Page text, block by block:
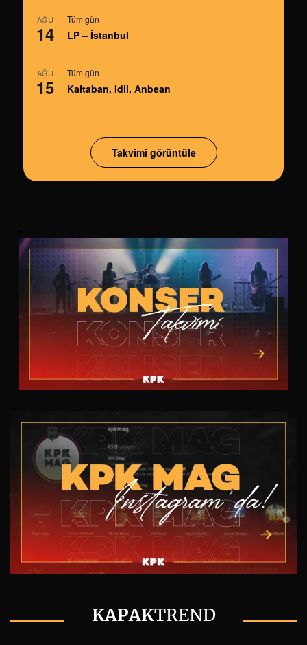
AĞU
14
Tüm gün
LP – İstanbul
AĞU
15
Tüm gün
Kaltaban, Idil, Anbean
Takvimi görüntüle
KAPAKTREND